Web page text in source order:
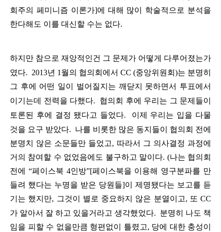
회주의 페미니즘 이론가]에 대해 많이 학술적으로 분석을
한다해도 이를 대신할 수는 없다.
하지만 참으로 재앙적인건 그 문제가 어떻게 다루어졌는가
였다. 2013년 1 월의 협의회에서 CC (중앙위원회 )는 분명히
그 후에 어떤 일이 벌어질지는 깨닫지 못하면서 투표에서
이기는데
전력을 다했다. 협의회 후에 우리는 그 문제들이
토론된
후에 결정 됐다고 들었다. 이제 우리는 입을 다물
것을 요구 받았다. 나를 비롯한 많은 동지들이 협의회 전에
분명치
않은 소문들만 들었고, 따라서 그 의사결정 과정에
거의 참여할 수 없었음에도 불구하고 말이다. (나는 협의회
전에
“페이스북 4인방”[페이스북을 이용해 영구분파를 만
들려 했다는 누명을 받은 당원들]이 제명됐다는 보고를 듣
기는 했지만, 그것이 별로 중요하지 않은 분열이고, 또 CC
가 알아서 잘 하고 있을거라고 생각했었다. 분명히 나도 책
임을 피할 수 없을만큼 형편없이 틀렸고, 당에 대한 충성이